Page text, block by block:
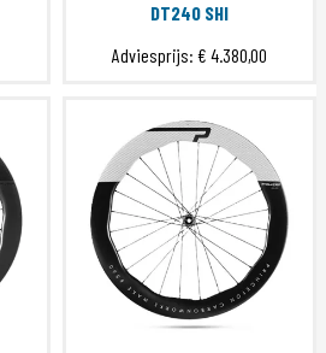
DT240 SHI
Adviesprijs: € 4.380,00